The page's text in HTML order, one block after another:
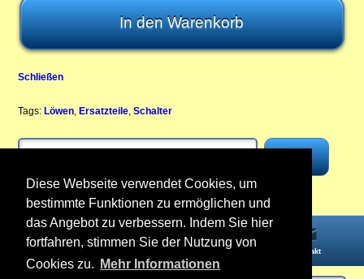
Diese Webseite verwendet Cookies, um
bestimmte Funktionen zu ermöglichen und
das Angebot zu verbessern. Indem Sie hier
fortfahren, stimmen Sie der Nutzung von
Cookies zu.
Mehr Informationen
Schließen
Tags: Löwen, Ersatzteile,Schalter
Konto Kontakt